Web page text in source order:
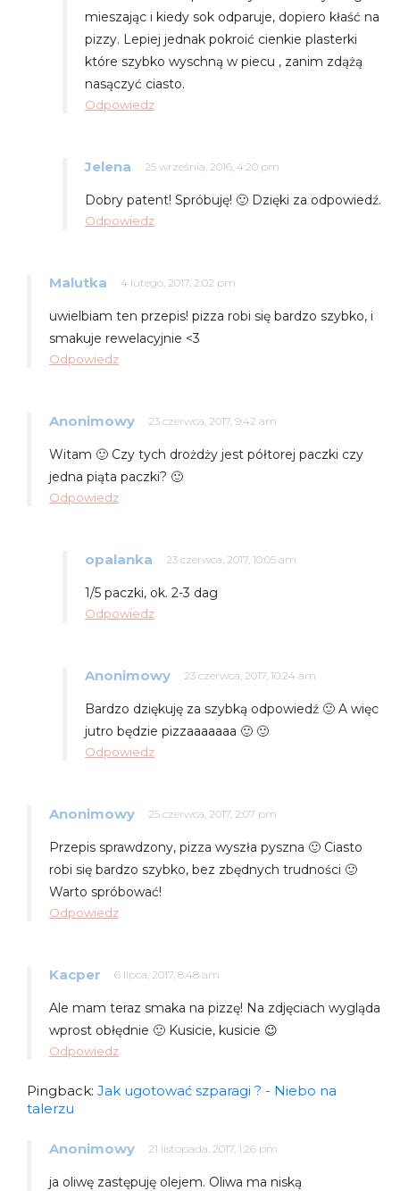
mieszając i kiedy sok odparuje, dopiero kłaść na
pizzy. Lepiej jednak pokroić cienkie plasterki
które szybko wyschną w piecu , zanim zdążą
nasączyć ciasto.
Odpowiedz
Jelena 25 września, 2016, 4:20 pm
Dobry patent! Spróbuję! 🙂 Dzięki za odpowiedź.
Odpowiedz
Malutka 4 lutego, 2017, 2:02 pm
uwielbiam ten przepis! pizza robi się bardzo szybko, i
smakuje rewelacyjnie <3
Odpowiedz
Anonimowy 23 czerwca, 2017, 9:42 am
Witam 🙂 Czy tych drożdży jest półtorej paczki czy
jedna piąta paczki? 🙂
Odpowiedz
opalanka 23 czerwca, 2017, 10:05 am
1/5 paczki, ok. 2-3 dag
Odpowiedz
Anonimowy 23 czerwca, 2017, 10:24 am
Bardzo dziękuję za szybką odpowiedź 🙂 A więc
jutro będzie pizzaaaaaaa 🙂 🙂
Odpowiedz
Anonimowy 25 czerwca, 2017, 2:07 pm
Przepis sprawdzony, pizza wyszła pyszna 🙂 Ciasto
robi się bardzo szybko, bez zbędnych trudności 🙂
Warto spróbować!
Odpowiedz
Kacper 6 lipca, 2017, 8:48 am
Ale mam teraz smaka na pizzę! Na zdjęciach wygląda
wprost obłędnie 🙂 Kusicie, kusicie 😉
Odpowiedz
Pingback: Jak ugotować szparagi ? - Niebo na
talerzu
Anonimowy 21 listopada, 2017, 1:26 pm
ja oliwę zastępuję olejem. Oliwa ma niską